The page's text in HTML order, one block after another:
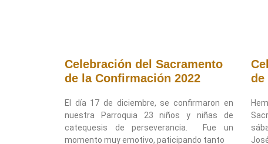
Celebración del Sacramento
de la Confirmación 2022
El día 17 de diciembre, se confirmaron en
nuestra Parroquia 23 niños y niñas de
catequesis de perseverancia. Fue un
momento muy emotivo, paticipando tanto
de